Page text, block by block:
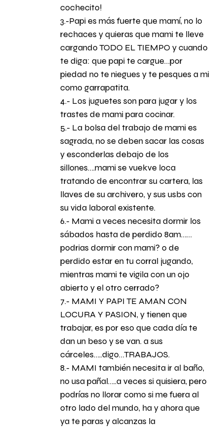
cochecito!
3.-Papi es más fuerte que mamí, no lo
rechaces y quieras que mami te lleve
cargando TODO EL TIEMPO y cuando
te diga: que papi te cargue…por
piedad no te niegues y te pesques a mi
como garrapatita.
4.- Los juguetes son para jugar y los
trastes de mami para cocinar.
5.- La bolsa del trabajo de mami es
sagrada, no se deben sacar las cosas
y esconderlas debajo de los
sillones….mami se vuekve loca
tratando de encontrar su cartera, las
llaves de su archivero, y sus usbs con
su vida laboral existente.
6.- Mami a veces necesita dormir los
sábados hasta de perdido 8am……
podrias dormir con mami? o de
perdido estar en tu corral jugando,
mientras mami te vigila con un ojo
abierto y el otro cerrado?
7.- MAMI Y PAPI TE AMAN CON
LOCURA Y PASION, y tienen que
trabajar, es por eso que cada día te
dan un beso y se van. a sus
cárceles…..digo…TRABAJOS.
8.- MAMI también necesita ir al baño,
no usa pañal…..a veces si quisiera, pero
podrías no llorar como si me fuera al
otro lado del mundo, ha y ahora que
ya te paras y alcanzas la